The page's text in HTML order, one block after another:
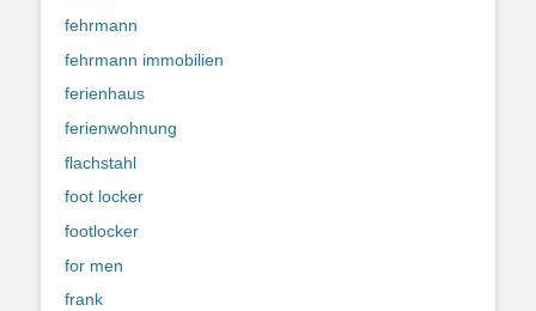
fehrmann
fehrmann immobilien
ferienhaus
ferienwohnung
flachstahl
foot locker
footlocker
for men
frank